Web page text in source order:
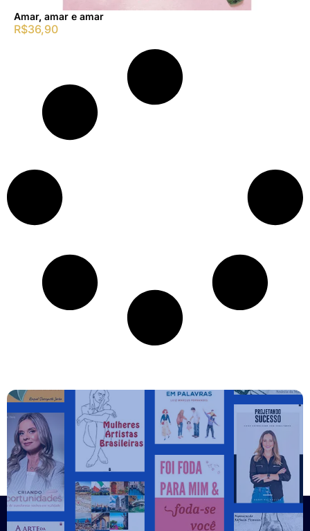
Amar, amar e amar
R$36,90